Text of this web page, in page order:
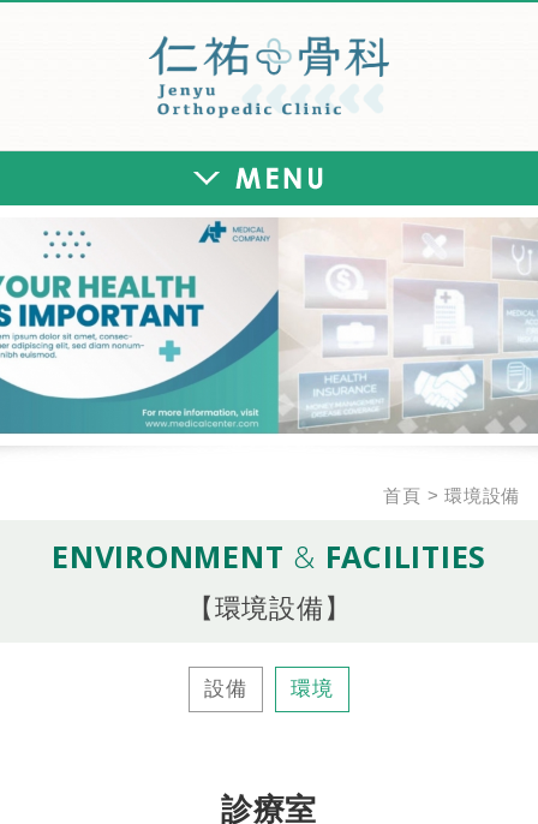
首頁 環境設備
ENVIRONMENT & FACILITIES
【環境設備】
設備 環境
診療室